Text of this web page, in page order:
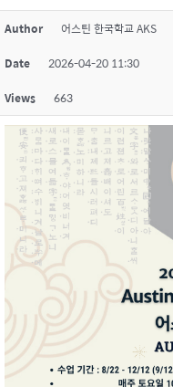
Author 어스틴 한국학교 AKS
Date 2026-04-20 11:30
Views 663